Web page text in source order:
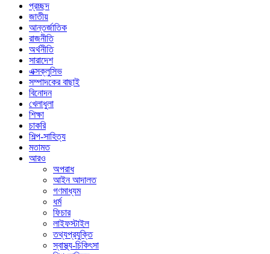
প্রচ্ছদ
জাতীয়
আন্তর্জাতিক
রাজনীতি
অর্থনীতি
সারাদেশ
এক্সক্লুসিভ
সম্পাদকের বাছাই
বিনোদন
খেলাধুলা
শিক্ষা
চাকরি
শিল্প-সাহিত্য
মতামত
আরও
অপরাধ
আইন আদালত
গণমাধ্যম
ধর্ম
ফিচার
লাইফস্টাইল
তথ্যপ্রযুক্তি
স্বাস্থ্য-চিকিৎসা